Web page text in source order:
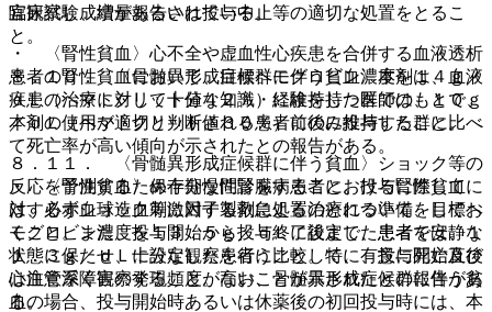
宜観察し、増量あるいは投与中止等の適切な処置をとるこ
と。
８．１０． 〈骨髄異形成症候群に伴う貧血〉本剤は、血液
疾患の治療に対して十分な知識・経験を持つ医師のもとで、
本剤の使用が適切と判断される患者にのみ投与すること。
８．１１． 〈骨髄異形成症候群に伴う貧血〉ショック等の
反応を予測するため十分な問診をすること。投与に際して
は、必ずショック等に対する救急処置のとれる準備をしてお
くこと。また、投与開始から投与終了後まで、患者を安静な
状態に保たせ、十分な観察を行うこと。特に、投与開始直後
は注意深く観察すること。なお、骨髄異形成症候群に伴う貧
血の場合、投与開始時あるいは休薬後の初回投与時には、本
臨床試験成績が報告されている。
・ 〈腎性貧血〉心不全や虚血性心疾患を合併する血液透析
患者の腎性貧血において、目標ヘモグロビン濃度を１４ｇ／
ｄＬ（ヘマトクリット値４２％）に維持した群では、１０ｇ
／ｄＬ（ヘマトクリット値３０％）前後に維持した群に比べ
て死亡率が高い傾向が示されたとの報告がある。
・ 〈腎性貧血〉保存期慢性腎臓病患者における腎性貧血に
対する赤血球造血刺激因子製剤による治療について、目標ヘ
モグロビン濃度を１３．５ｇ／ｄＬに設定した患者では、１
１．３ｇ／ｄＬに設定した患者に比較して、有意に死亡及び
心血管系障害の発現頻度が高いことが示されたとの報告があ
る。